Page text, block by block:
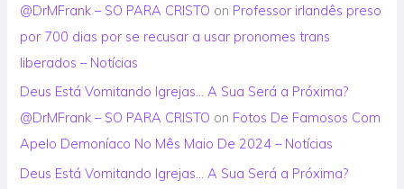
@DrMFrank – SO PARA CRISTO on Professor irlandês preso
por 700 dias por se recusar a usar pronomes trans
liberados – Notícias
Deus Está Vomitando Igrejas… A Sua Será a Próxima?
@DrMFrank – SO PARA CRISTO on Fotos De Famosos Com
Apelo Demoníaco No Mês Maio De 2024 – Notícias
Deus Está Vomitando Igrejas… A Sua Será a Próxima?